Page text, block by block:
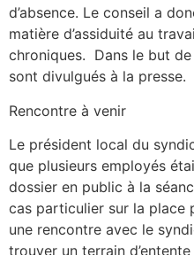
d’absence. Le conseil a
matière d’assiduité au
chroniques. Dans le but
sont divulgués à la presse.
Rencontre à venir
Le président local du
que plusieurs employés
dossier en public à la
cas particulier sur la place
une rencontre avec le
trouver un terrain